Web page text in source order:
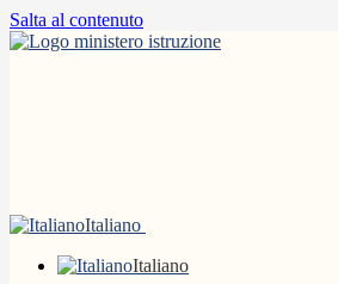
Salta al contenuto
Italiano
Italiano